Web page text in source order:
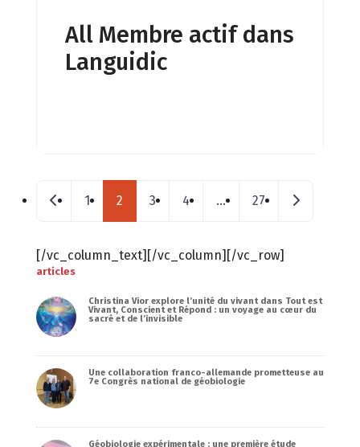
All Membre actif dans
Languidic
Posts navigation
Nouveaux postes
1 2 3 4 … 27 Messages
[/vc_column_text][/vc_column][/vc_row]
articles
Christina Vior explore l’unité du vivant dans Tout est
Vivant, Conscient et Répond : un voyage au cœur du
sacré et de l’invisible
Une collaboration franco-allemande prometteuse au
7e Congrès national de géobiologie
Géobiologie expérimentale : une première étude